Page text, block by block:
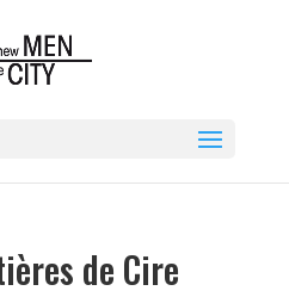
de Cire